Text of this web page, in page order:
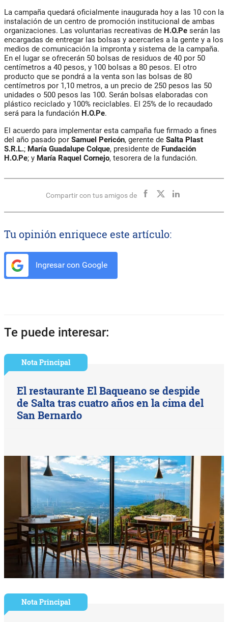
La campaña quedará oficialmente inaugurada hoy a las 10 con la
instalación de un centro de promoción institucional de ambas
organizaciones. Las voluntarias recreativas de H.O.Pe serán las
encargadas de entregar las bolsas y acercarles a la gente y a los
medios de comunicación la impronta y sistema de la campaña.
En el lugar se ofrecerán 50 bolsas de residuos de 40 por 50
centímetros a 40 pesos, y 100 bolsas a 80 pesos. El otro
producto que se pondrá a la venta son las bolsas de 80
centímetros por 1,10 metros, a un precio de 250 pesos las 50
unidades o 500 pesos las 100. Serán bolsas elaboradas con
plástico reciclado y 100% reciclables. El 25% de lo recaudado
será para la fundación H.O.Pe.
El acuerdo para implementar esta campaña fue firmado a fines
del año pasado por Samuel Pericón, gerente de Salta Plast
S.R.L.; María Guadalupe Colque, presidente de Fundación
H.O.Pe; y María Raquel Cornejo, tesorera de la fundación.
Compartir con tus amigos de
Tu opinión enriquece este artículo:
Ingresar con Google
Te puede interesar:
Nota Principal
El restaurante El Baqueano se despide
de Salta tras cuatro años en la cima del
San Bernardo
Nota Principal